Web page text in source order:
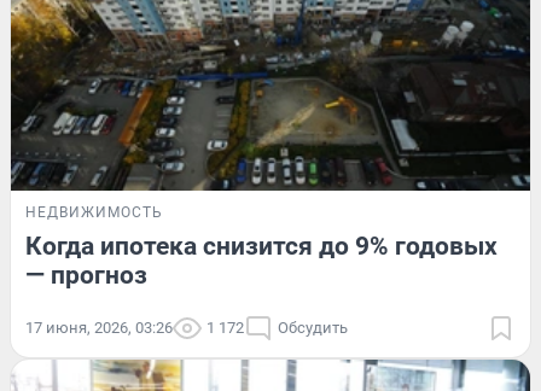
НЕДВИЖИМОСТЬ
Когда ипотека снизится до 9% годовых
— прогноз
17 июня, 2026, 03:26 1 172 Обсудить